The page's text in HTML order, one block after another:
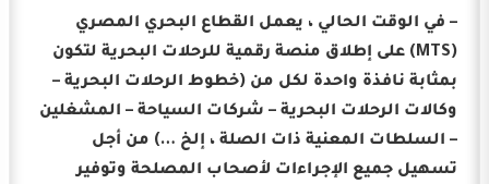
– في الوقت الحالي ، يعمل القطاع البحري المصري
(MTS) على إطلاق منصة رقمية للرحلات البحرية لتكون
بمثابة نافذة واحدة لكل من (خطوط الرحلات البحرية –
وكالات الرحلات البحرية – شركات السياحة – المشغلين
– السلطات المعنية ذات الصلة ، إلخ …) من أجل
تسهيل جميع الإجراءات لأصحاب المصلحة وتوفير